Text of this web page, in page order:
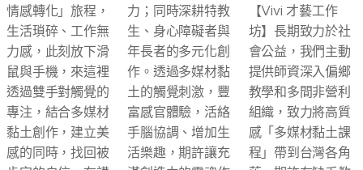
情感轉化」旅程，
生活瑣碎、工作無
力感，此刻放下滑
鼠與手機，來這裡
透過雙手對觸覺的
專注，結合多媒材
黏土創作，建立美
感的同時，找回被
力；同時深耕特教
生、身心障礙者與
年長者的多元化創
作。透過多媒材黏
土的觸覺刺激，豐
富感官體驗，活絡
手腦協調、增加生
活樂趣，期許讓充
【Vivi 才藝工作
坊】長期致力於社
會公益，我們主動
提供師資深入偏鄉
教學和多間非營利
組織，致力將高質
感「多媒材黏土課
程」帶到台灣各角